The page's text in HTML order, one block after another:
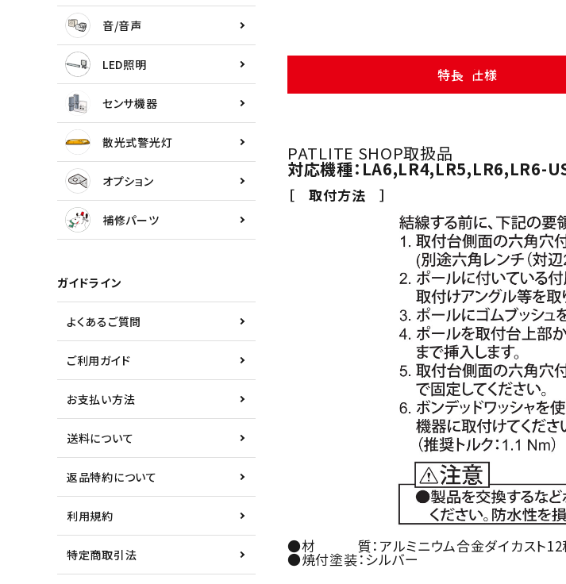
センサ機器
散光式警光灯
オプション
補修パーツ
製品選定の仕方
ガイドライン
音/音声
LED照明
センサ機器
散光式警光灯
オプション
補修パーツ
ガイドライン
よくあるご質問
ご利用ガイド
お支払い方法
送料について
返品特約について
利用規約
特定商取引法
特長・仕様
PATLITE SHOP取扱品
対応機種：LA6,LR4,LR5,LR6,LR6-
［ 取付方法 ］
●材 質：アルミニウム合金ダイカスト12
●焼付塗装：シルバー